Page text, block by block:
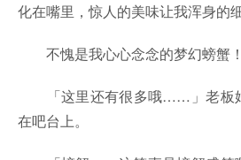
化在嘴里，惊人的美味让我浑身
不愧是我心心念念的梦幻螃蟹！
「这里还有很多哦……」老板
在吧台上。